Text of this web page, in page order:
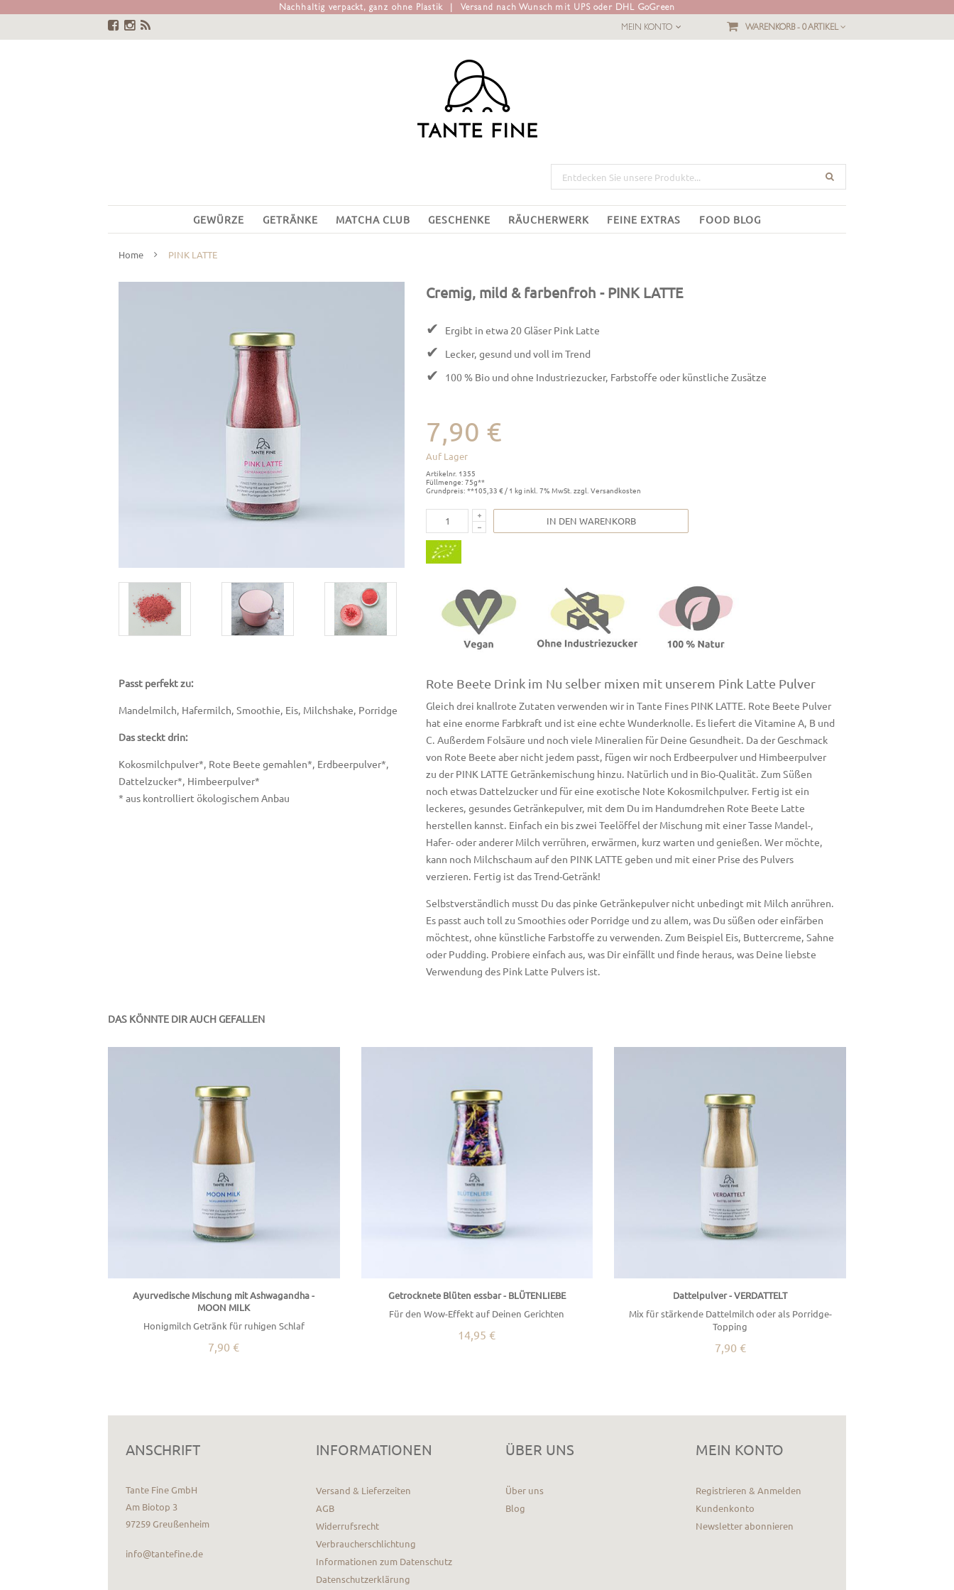
Nachhaltig verpackt, ganz ohne Plastik
Versand nach Wunsch mit UPS oder DHL GoGreen
MEIN KONTO
WARENKORB - 0 ARTIKEL
GEWÜRZE GETRÄNKE MATCHA CLUB GESCHENKE RÄUCHERWERK FEINE EXTRAS FOOD BLOG
Home PINK LATTE
Cremig, mild & farbenfroh - PINK LATTE
✔ Ergibt in etwa 20 Gläser Pink Latte
✔ Lecker, gesund und voll im Trend
✔ 100 % Bio und ohne Industriezucker, Farbstoffe oder künstliche Zusätze
7,90 €
Auf Lager
Artikelnr. 1355
Füllmenge: 75g**
Grundpreis: **105,33 € / 1 kg inkl. 7% MwSt. zzgl. Versandkosten
IN DEN WARENKORB
Rote Beete Drink im Nu selber mixen mit unserem Pink Latte Pulver
Gleich drei knallrote Zutaten verwenden wir in Tante Fines PINK LATTE. Rote Beete Pulver
hat eine enorme Farbkraft und ist eine echte Wunderknolle. Es liefert die Vitamine A, B und
C. Außerdem Folsäure und noch viele Mineralien für Deine Gesundheit. Da der Geschmack
von Rote Beete aber nicht jedem passt, fügen wir noch Erdbeerpulver und Himbeerpulver
zu der PINK LATTE Getränkemischung hinzu. Natürlich und in Bio-Qualität. Zum Süßen
noch etwas Dattelzucker und für eine exotische Note Kokosmilchpulver. Fertig ist ein
leckeres, gesundes Getränkepulver, mit dem Du im Handumdrehen Rote Beete Latte
herstellen kannst. Einfach ein bis zwei Teelöffel der Mischung mit einer Tasse Mandel-,
Hafer- oder anderer Milch verrühren, erwärmen, kurz warten und genießen. Wer möchte,
kann noch Milchschaum auf den PINK LATTE geben und mit einer Prise des Pulvers
verzieren. Fertig ist das Trend-Getränk!
Selbstverständlich musst Du das pinke Getränkepulver nicht unbedingt mit Milch anrühren.
Es passt auch toll zu Smoothies oder Porridge und zu allem, was Du süßen oder einfärben
möchtest, ohne künstliche Farbstoffe zu verwenden. Zum Beispiel Eis, Buttercreme, Sahne
oder Pudding. Probiere einfach aus, was Dir einfällt und finde heraus, was Deine liebste
Verwendung des Pink Latte Pulvers ist.
Passt perfekt zu:
Mandelmilch, Hafermilch, Smoothie, Eis, Milchshake, Porridge
Das steckt drin:
Kokosmilchpulver*, Rote Beete gemahlen*, Erdbeerpulver*,
Dattelzucker*, Himbeerpulver*
* aus kontrolliert ökologischem Anbau
DAS KÖNNTE DIR AUCH GEFALLEN
Ayurvedische Mischung mit Ashwagandha -
MOON MILK
Honigmilch Getränk für ruhigen Schlaf
7,90 €
Getrocknete Blüten essbar - BLÜTENLIEBE
Für den Wow-Effekt auf Deinen Gerichten
14,95 €
Dattelpulver - VERDATTELT
Mix für stärkende Dattelmilch oder als Porridge-
Topping
7,90 €
ANSCHRIFT
Tante Fine GmbH
Am Biotop 3
97259 Greußenheim
info@tantefine.de
INFORMATIONEN
Versand & Lieferzeiten
AGB
Widerrufsrecht
Verbraucherschlichtung
Informationen zum Datenschutz
Datenschutzerklärung
ÜBER UNS
Über uns
Blog
MEIN KONTO
Registrieren & Anmelden
Kundenkonto
Newsletter abonnieren